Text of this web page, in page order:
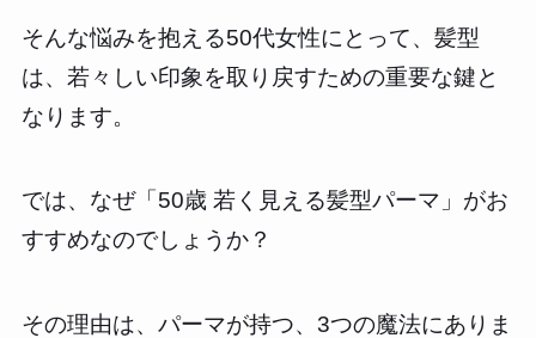
そんな悩みを抱える50代女性にとって、髪型
は、若々しい印象を取り戻すための重要な鍵と
なります。
では、なぜ「50歳 若く見える髪型パーマ」がお
すすめなのでしょうか？
その理由は、パーマが持つ、3つの魔法にありま